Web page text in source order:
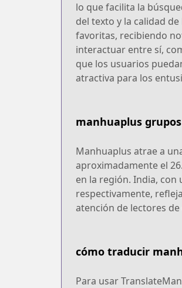
lo que facilita la
del texto y la calidad
favoritas, recibiendo
interactuar entre sí,
que los usuarios
atractiva para los
manhuaplus
Manhuaplus atrae a
aproximadamente el
en la región. India, con
respectivamente,
atención de lectores
cómo traducir
Para usar